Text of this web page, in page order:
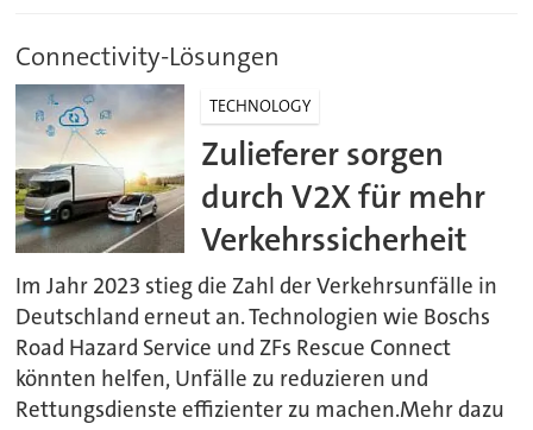
Connectivity-Lösungen
TECHNOLOGY
Zulieferer sorgen
durch V2X für mehr
Verkehrssicherheit
Im Jahr 2023 stieg die Zahl der Verkehrsunfälle in
Deutschland erneut an. Technologien wie Boschs
Road Hazard Service und ZFs Rescue Connect
könnten helfen, Unfälle zu reduzieren und
Rettungsdienste effizienter zu machen.Mehr dazu